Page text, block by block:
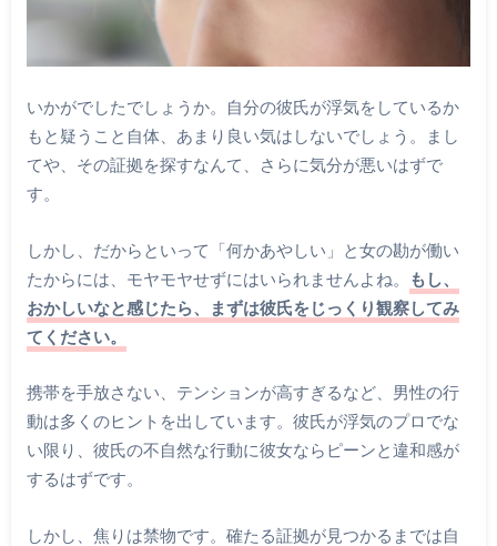
いかがでしたでしょうか。自分の彼氏が浮気をしているか
もと疑うこと自体、あまり良い気はしないでしょう。まし
てや、その証拠を探すなんて、さらに気分が悪いはずで
す。
しかし、だからといって「何かあやしい」と女の勘が働い
たからには、モヤモヤせずにはいられませんよね。
もし、
おかしいなと感じたら、まずは彼氏をじっくり観察してみ
てください。
携帯を手放さない、テンションが高すぎるなど、男性の行
動は多くのヒントを出しています。彼氏が浮気のプロでな
い限り、彼氏の不自然な行動に彼女ならピーンと違和感が
するはずです。
しかし、焦りは禁物です。確たる証拠が見つかるまでは自